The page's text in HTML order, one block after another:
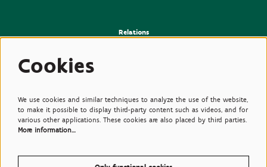
Relations
Cookies
We use cookies and similar techniques to analyze the use of the website,
to make it possible to display third-party content such as videos, and for
various other applications. These cookies are also placed by third parties.
More information…